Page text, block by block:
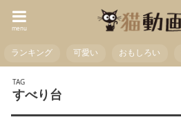
menu
ランキング 可愛い おもしろい
TAG
すべり台